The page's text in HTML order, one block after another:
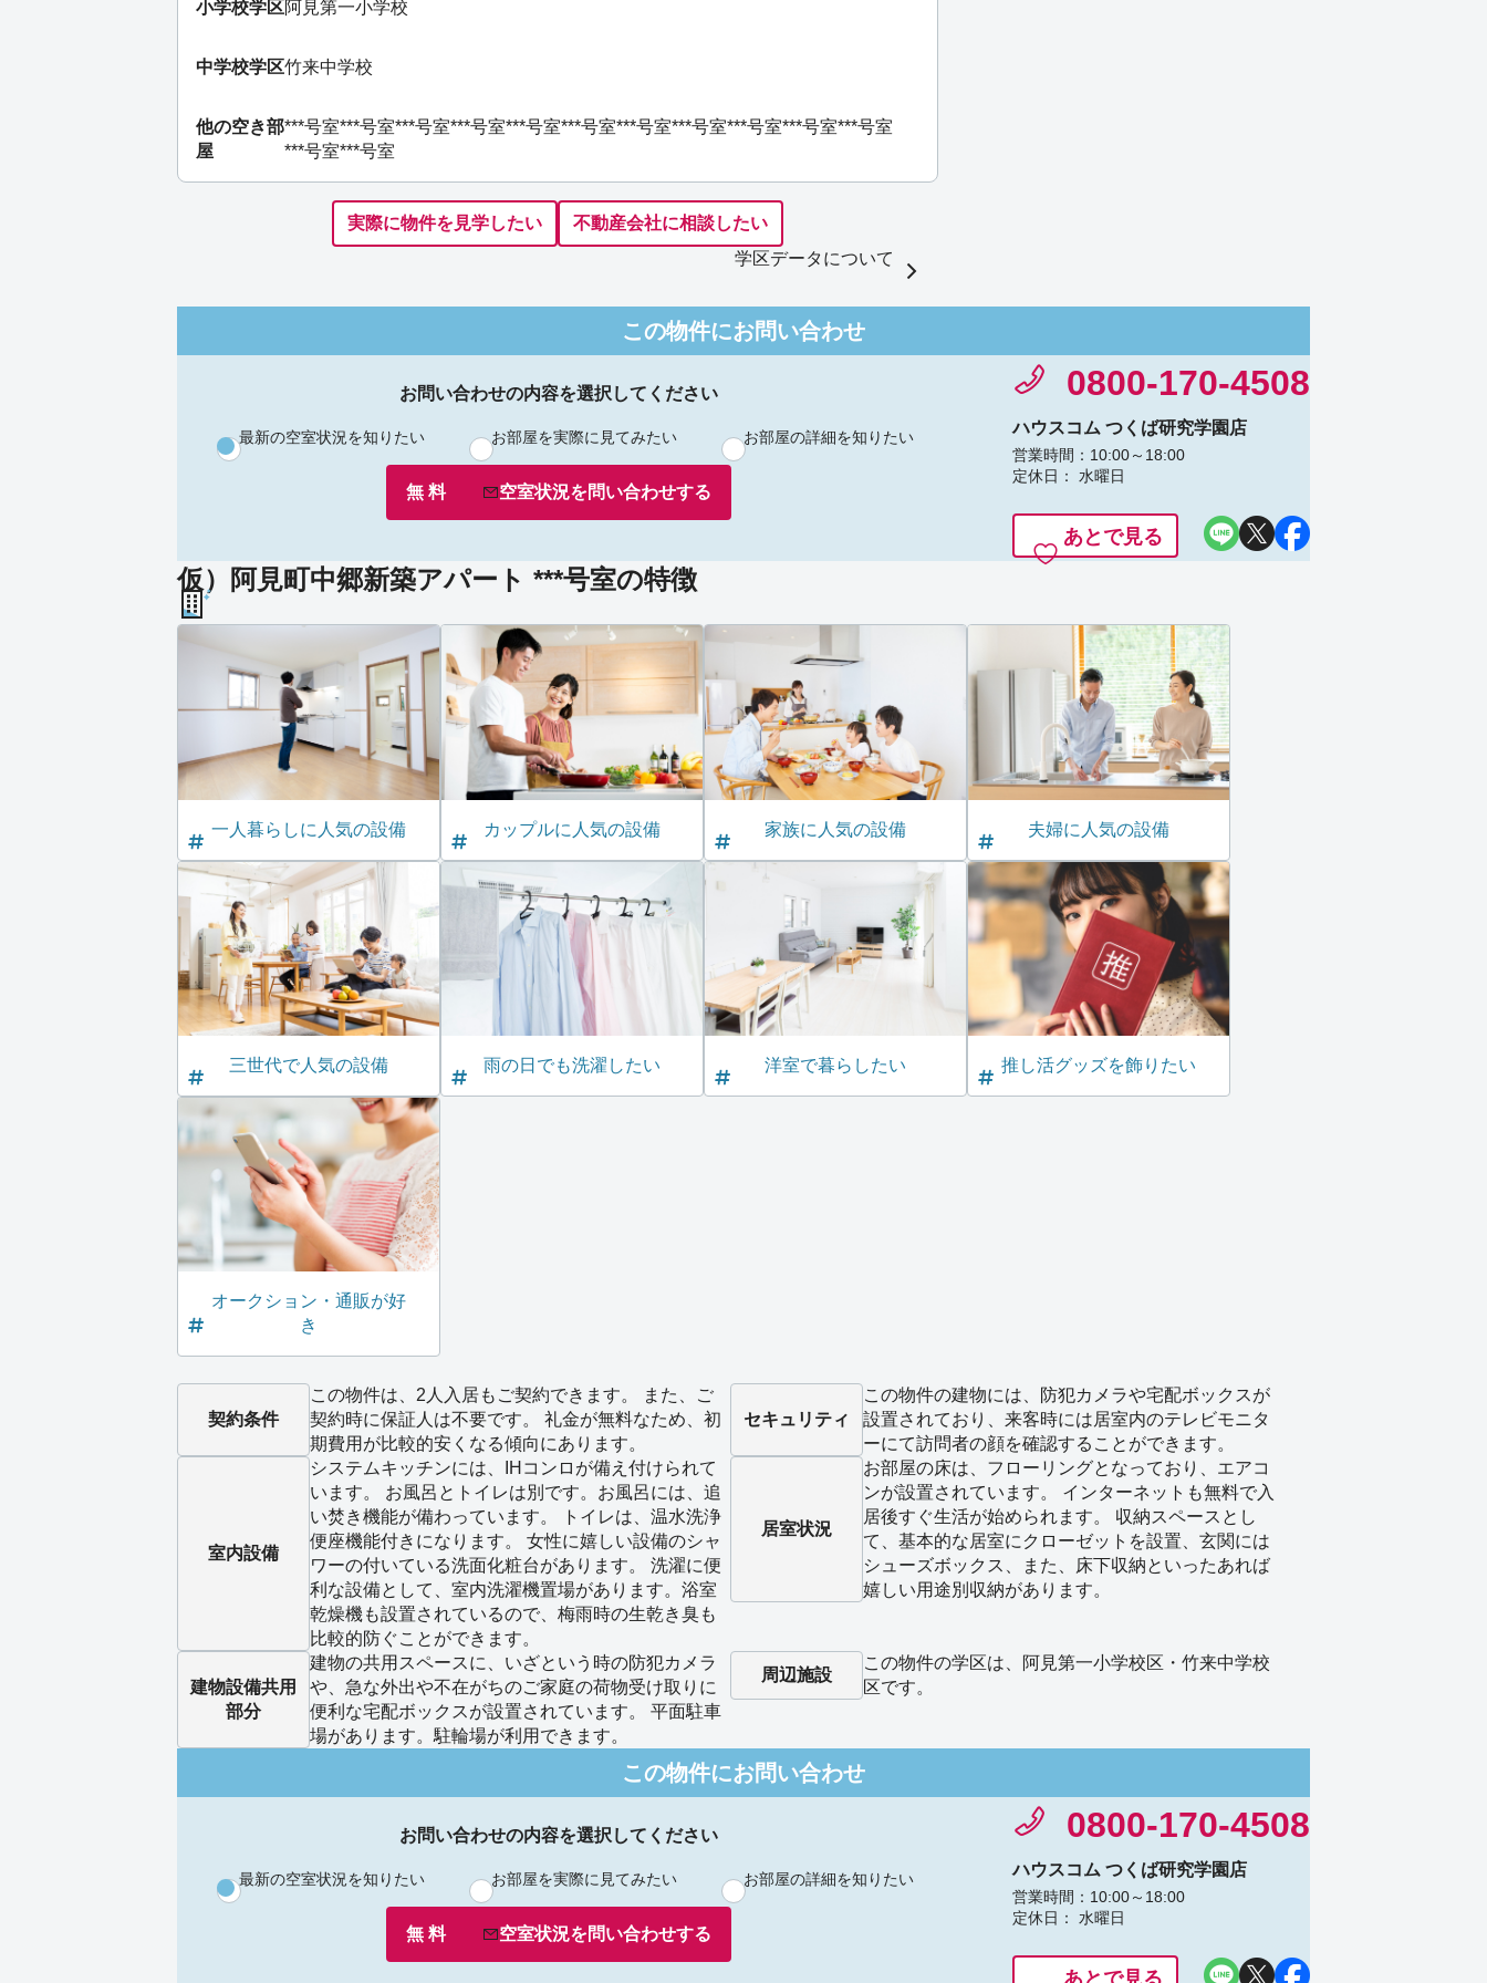
小学校学区阿見第一小学校
中学校学区竹来中学校
他の空き部
屋
***号室***号室***号室***号室***号室***号室***号室***号室***号室***号室***号室
***号室***号室
実際に物件を見学したい
不動産会社に相談したい
学区データについて
この物件にお問い合わせ
お問い合わせの内容を選択してください
最新の空室状況を知りたい お部屋を実際に見てみたい お部屋の詳細を知りたい
無 料 空室状況を問い合わせする
0800-170-4508
ハウスコム つくば研究学園店
営業時間：10:00～18:00
定休日： 水曜日
あとで見る
仮）阿見町中郷新築アパート ***号室の特徴
一人暮らしに人気の設備 カップルに人気の設備 家族に人気の設備 夫婦に人気の設備
三世代で人気の設備 雨の日でも洗濯したい 洋室で暮らしたい 推し活グッズを飾りたい
オークション・通販が好
き
契約条件
この物件は、2人入居もご契約できます。 また、ご
契約時に保証人は不要です。 礼金が無料なため、初
期費用が比較的安くなる傾向にあります。
セキュリティ
この物件の建物には、防犯カメラや宅配ボックスが
設置されており、来客時には居室内のテレビモニタ
ーにて訪問者の顔を確認することができます。
室内設備
システムキッチンには、IHコンロが備え付けられて
います。 お風呂とトイレは別です。お風呂には、追
い焚き機能が備わっています。 トイレは、温水洗浄
便座機能付きになります。 女性に嬉しい設備のシャ
ワーの付いている洗面化粧台があります。 洗濯に便
利な設備として、室内洗濯機置場があります。浴室
乾燥機も設置されているので、梅雨時の生乾き臭も
比較的防ぐことができます。
居室状況
お部屋の床は、フローリングとなっており、エアコ
ンが設置されています。 インターネットも無料で入
居後すぐ生活が始められます。 収納スペースとし
て、基本的な居室にクローゼットを設置、玄関には
シューズボックス、また、床下収納といったあれば
嬉しい用途別収納があります。
建物設備共用
部分
建物の共用スペースに、いざという時の防犯カメラ
や、急な外出や不在がちのご家庭の荷物受け取りに
便利な宅配ボックスが設置されています。 平面駐車
場があります。駐輪場が利用できます。
周辺施設
この物件の学区は、阿見第一小学校区・竹来中学校
区です。
この物件にお問い合わせ
お問い合わせの内容を選択してください
最新の空室状況を知りたい お部屋を実際に見てみたい お部屋の詳細を知りたい
無 料 空室状況を問い合わせする
0800-170-4508
ハウスコム つくば研究学園店
営業時間：10:00～18:00
定休日： 水曜日